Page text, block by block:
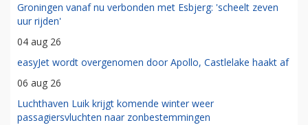
Groningen vanaf nu verbonden met Esbjerg: 'scheelt zeven
uur rijden'
04 aug 26
easyJet wordt overgenomen door Apollo, Castlelake haakt af
06 aug 26
Luchthaven Luik krijgt komende winter weer
passagiersvluchten naar zonbestemmingen